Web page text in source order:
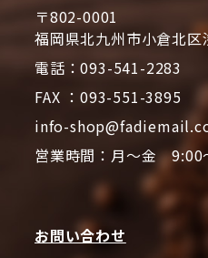
〒802-0001
福岡県北九州市小倉北
電話：093-541-2283
FAX ：093-551-3895
info-
営業時間：月～金 9:00
お問い合わせ